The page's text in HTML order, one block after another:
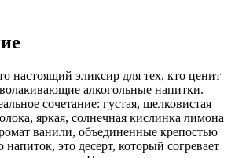
настоящий эликсир для тех, кто ценит
алкогольные напитки.
сочетание: густая, шелковистая
яркая, солнечная кислинка лимона
ванили, объединенные крепостью
это десерт, который согревает